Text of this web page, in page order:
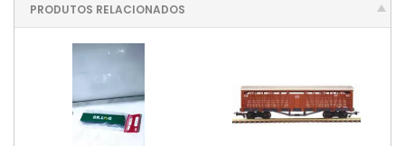
PRODUTOS RELACIONADOS